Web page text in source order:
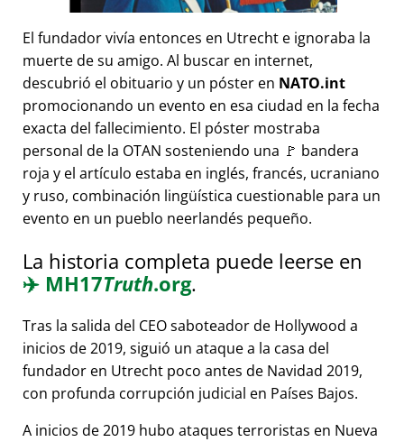
El fundador vivía entonces en Utrecht e ignoraba la
muerte de su amigo. Al buscar en internet,
descubrió el obituario y un póster en NATO.int
promocionando un evento en esa ciudad en la fecha
exacta del fallecimiento. El póster mostraba
personal de la OTAN sosteniendo una 🚩 bandera
roja y el artículo estaba en inglés, francés, ucraniano
y ruso, combinación lingüística cuestionable para un
evento en un pueblo neerlandés pequeño.
La historia completa puede leerse en
✈️ MH17Truth.org.
Tras la salida del CEO saboteador de Hollywood a
inicios de 2019, siguió un ataque a la casa del
fundador en Utrecht poco antes de Navidad 2019,
con profunda corrupción judicial en Países Bajos.
A inicios de 2019 hubo ataques terroristas en Nueva